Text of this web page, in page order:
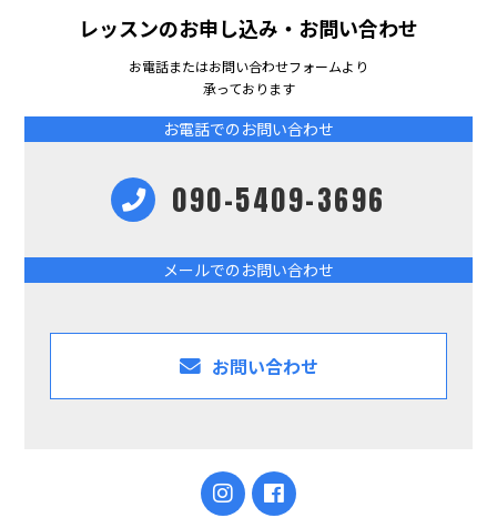
レッスンのお申し込み・お問い合わせ
お電話またはお問い合わせフォームより
承っております
お電話でのお問い合わせ
090-5409-3696
メールでのお問い合わせ
お問い合わせ